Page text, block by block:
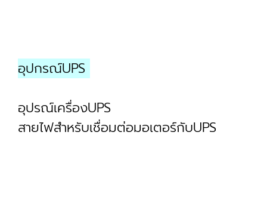
อุปกรณ์UPS
อุปรณ์เครื่องUPS
สายไฟสำหรับเชื่อมต่อมอเตอร์กับUPS